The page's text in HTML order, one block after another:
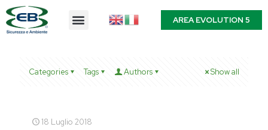
AREA EVOLUTION 5
Categories Tags Authors Show all
18 Luglio 2018